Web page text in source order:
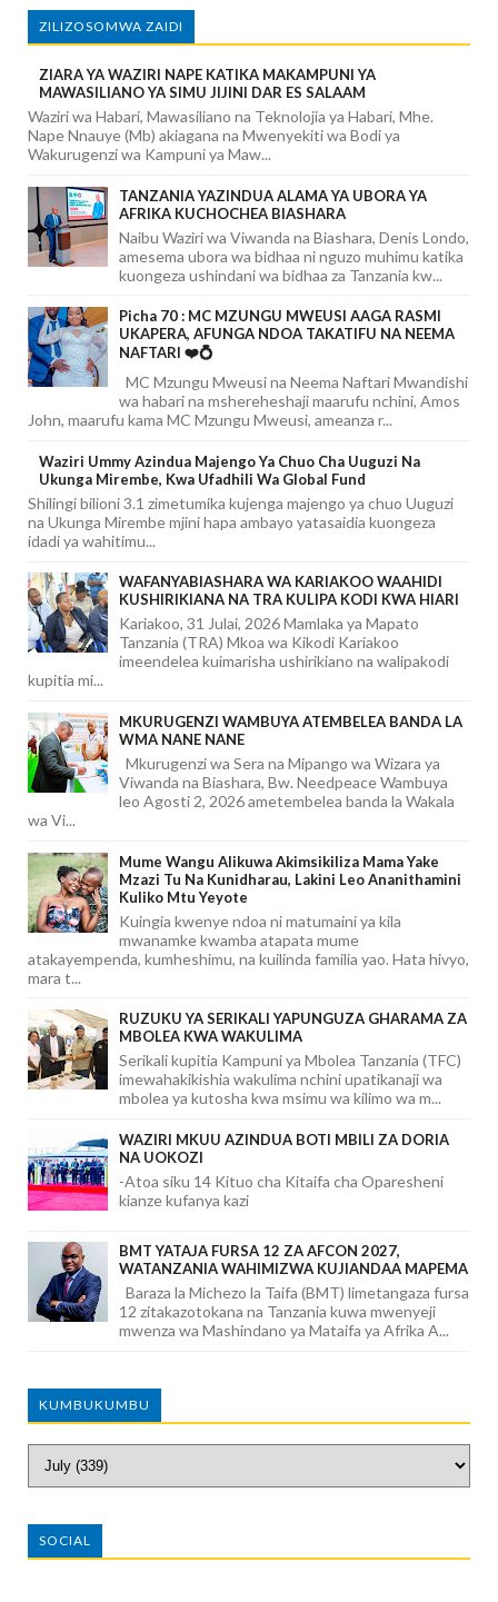
ZILIZOSOMWA ZAIDI
ZIARA YA WAZIRI NAPE KATIKA MAKAMPUNI YA
MAWASILIANO YA SIMU JIJINI DAR ES SALAAM
Waziri wa Habari, Mawasiliano na Teknolojia ya Habari, Mhe.
Nape Nnauye (Mb) akiagana na Mwenyekiti wa Bodi ya
Wakurugenzi wa Kampuni ya Maw...
TANZANIA YAZINDUA ALAMA YA UBORA YA
AFRIKA KUCHOCHEA BIASHARA
Naibu Waziri wa Viwanda na Biashara, Denis Londo,
amesema ubora wa bidhaa ni nguzo muhimu katika
kuongeza ushindani wa bidhaa za Tanzania kw...
Picha 70 : MC MZUNGU MWEUSI AAGA RASMI
UKAPERA, AFUNGA NDOA TAKATIFU NA NEEMA
NAFTARI ❤️💍
MC Mzungu Mweusi na Neema Naftari Mwandishi
wa habari na mshereheshaji maarufu nchini, Amos
John, maarufu kama MC Mzungu Mweusi, ameanza r...
Waziri Ummy Azindua Majengo Ya Chuo Cha Uuguzi Na
Ukunga Mirembe, Kwa Ufadhili Wa Global Fund
Shilingi bilioni 3.1 zimetumika kujenga majengo ya chuo Uuguzi
na Ukunga Mirembe mjini hapa ambayo yatasaidia kuongeza
idadi ya wahitimu...
WAFANYABIASHARA WA KARIAKOO WAAHIDI
KUSHIRIKIANA NA TRA KULIPA KODI KWA HIARI
Kariakoo, 31 Julai, 2026 Mamlaka ya Mapato
Tanzania (TRA) Mkoa wa Kikodi Kariakoo
imeendelea kuimarisha ushirikiano na walipakodi
kupitia mi...
MKURUGENZI WAMBUYA ATEMBELEA BANDA LA
WMA NANE NANE
Mkurugenzi wa Sera na Mipango wa Wizara ya
Viwanda na Biashara, Bw. Needpeace Wambuya
leo Agosti 2, 2026 ametembelea banda la Wakala
wa Vi...
Mume Wangu Alikuwa Akimsikiliza Mama Yake
Mzazi Tu Na Kunidharau, Lakini Leo Ananithamini
Kuliko Mtu Yeyote
Kuingia kwenye ndoa ni matumaini ya kila
mwanamke kwamba atapata mume
atakayempenda, kumheshimu, na kuilinda familia yao. Hata hivyo,
mara t...
RUZUKU YA SERIKALI YAPUNGUZA GHARAMA ZA
MBOLEA KWA WAKULIMA
Serikali kupitia Kampuni ya Mbolea Tanzania (TFC)
imewahakikishia wakulima nchini upatikanaji wa
mbolea ya kutosha kwa msimu wa kilimo wa m...
WAZIRI MKUU AZINDUA BOTI MBILI ZA DORIA
NA UOKOZI
-Atoa siku 14 Kituo cha Kitaifa cha Oparesheni
kianze kufanya kazi
BMT YATAJA FURSA 12 ZA AFCON 2027,
WATANZANIA WAHIMIZWA KUJIANDAA MAPEMA
Baraza la Michezo la Taifa (BMT) limetangaza fursa
12 zitakazotokana na Tanzania kuwa mwenyeji
mwenza wa Mashindano ya Mataifa ya Afrika A...
KUMBUKUMBU
SOCIAL